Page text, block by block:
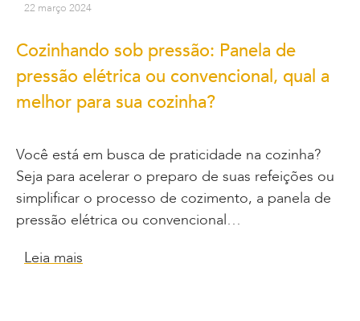
22 março 2024
Cozinhando sob pressão: Panela de
pressão elétrica ou convencional, qual a
melhor para sua cozinha?
Você está em busca de praticidade na cozinha?
Seja para acelerar o preparo de suas refeições ou
simplificar o processo de cozimento, a panela de
pressão elétrica ou convencional…
Leia mais